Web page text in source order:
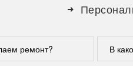
ремонт? В